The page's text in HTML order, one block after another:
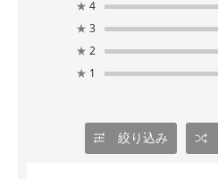
★ 4
★ 3
★ 2
★ 1
絞り込み